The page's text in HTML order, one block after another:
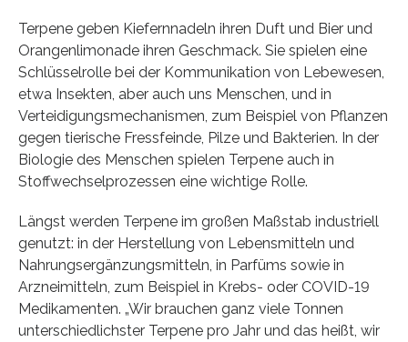
Terpene geben Kiefernnadeln ihren Duft und Bier und
Orangenlimonade ihren Geschmack. Sie spielen eine
Schlüsselrolle bei der Kommunikation von Lebewesen,
etwa Insekten, aber auch uns Menschen, und in
Verteidigungsmechanismen, zum Beispiel von Pflanzen
gegen tierische Fressfeinde, Pilze und Bakterien. In der
Biologie des Menschen spielen Terpene auch in
Stoffwechselprozessen eine wichtige Rolle.
Längst werden Terpene im großen Maßstab industriell
genutzt: in der Herstellung von Lebensmitteln und
Nahrungsergänzungsmitteln, in Parfüms sowie in
Arzneimitteln, zum Beispiel in Krebs- oder COVID-19
Medikamenten. „Wir brauchen ganz viele Tonnen
unterschiedlichster Terpene pro Jahr und das heißt, wir